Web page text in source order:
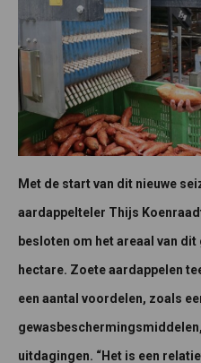
Met de start van dit nieuwe
aardappelteler Thijs
besloten om het areaal van
hectare. Zoete aardappelen
een aantal voordelen, zoals
uitdagingen. “Het is een